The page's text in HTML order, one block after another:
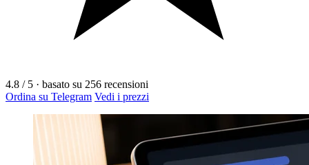
4.8 / 5 · basato su 256 recensioni
Ordina su Telegram Vedi i prezzi